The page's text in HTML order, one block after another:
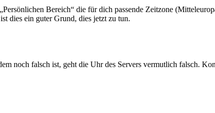
Bereich“ die für dich passende Zeitzone
dies ein guter Grund, dies jetzt zu tun.
noch falsch ist, geht die Uhr des Servers vermutlich falsch.